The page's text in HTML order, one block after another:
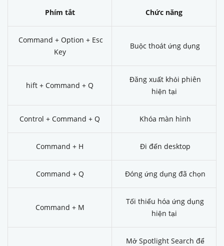
Phím tắt Chức năng
Command + Option + Esc
Key
Buộc thoát ứng dụng
hift + Command + Q
Đăng xuất khỏi phiên
hiện tại
Control + Command + Q Khóa màn hình
Command + H Đi đến desktop
Command + Q Đóng ứng dụng đã chọn
Command + M
Tối thiểu hóa ứng dụng
hiện tại
Mở Spotlight Search để